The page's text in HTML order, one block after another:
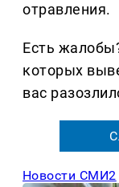
отравления.
Есть
которых
вас
Новости СМИ2